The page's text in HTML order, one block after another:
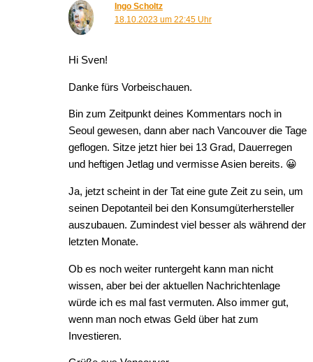
Ingo Scholtz
18.10.2023 um 22:45 Uhr
Hi Sven!
Danke fürs Vorbeischauen.
Bin zum Zeitpunkt deines Kommentars noch in
Seoul gewesen, dann aber nach Vancouver die Tage
geflogen. Sitze jetzt hier bei 13 Grad, Dauerregen
und heftigen Jetlag und vermisse Asien bereits. 😀
Ja, jetzt scheint in der Tat eine gute Zeit zu sein, um
seinen Depotanteil bei den Konsumgüterhersteller
auszubauen. Zumindest viel besser als während der
letzten Monate.
Ob es noch weiter runtergeht kann man nicht
wissen, aber bei der aktuellen Nachrichtenlage
würde ich es mal fast vermuten. Also immer gut,
wenn man noch etwas Geld über hat zum
Investieren.